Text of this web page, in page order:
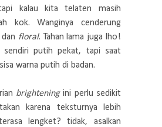
kalau kita telaten masih
kok. Wanginya cenderung
dan floral. Tahan lama juga lho!
sendiri putih pekat, tapi saat
warna putih di badan.
brighteningini perlu sedikit
karena teksturnya lebih
lengket? tidak, asalkan